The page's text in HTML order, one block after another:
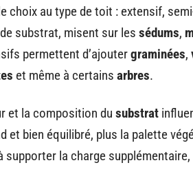
choix au type de toit : extensif,
substrat, misent sur les sédums,
permettent d’ajoutergraminées,
et même à certains arbres.
et la composition du substrat
et bien équilibré, plus la palette
supporter la charge